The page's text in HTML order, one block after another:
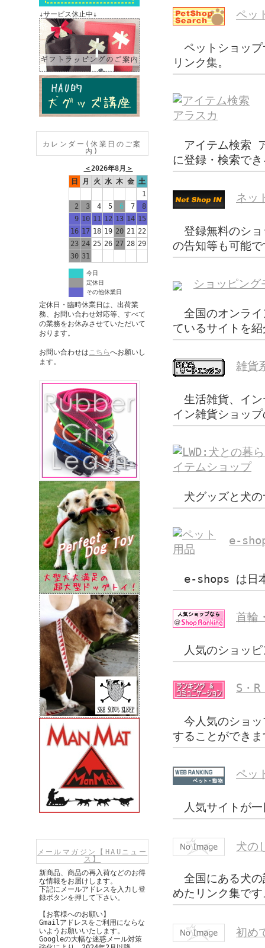
↓サービス休止中↓
カレンダー(休業日のご案
内)
＜2026年8月 ＞
日
月 火 水 木 金 土
1
2
3 4 5 6 7
8
9 10 11 12 13 14 15
16 17 18 19 20 21 22
23 24 25 26 27 28 29
30 31
今日
定休日
その他休業日
定休日・臨時休業日は、出荷業
務、お問い合わせ対応等、すべて
の業務をお休みさせていただいて
おります。
お問い合わせはこちらへお願いし
ます。
メールマガジン【HAUニュー
ス】
新商品、商品の再入荷などのお得
な情報をお届けします。
下記にメールアドレスを入力し登
録ボタンを押して下さい。
【お客様へのお願い】
Gmailアドレスをご利用にならな
いようお願いいたします。
Googleの大幅な迷惑メール対策
ペッ
ペットショップ
リンク集。
アイテム検索
に登録・検索で
ネッ
登録無料のショ
の告知等も可能
ショッピン
全国のオンライ
ているサイトを
雑貨
生活雑貨、イン
イン雑貨ショッ
犬グッズと犬の
e-
e-shops は日本
首輪
人気のショッピ
S・
今人気のショッ
することができ
ペッ
人気サイトが一
犬の
全国にある犬の
めたリンク集で
初め